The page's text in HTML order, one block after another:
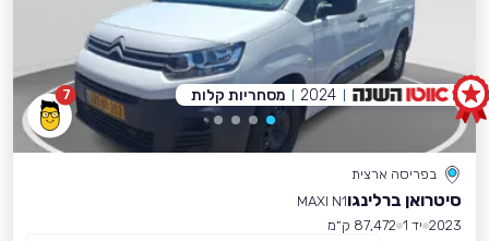
7
בפריסה ארצית
סיטרואן ברלינגוMAXI N1
2023 יד 1
87,472 ק״מ
2024 מסחריות קלות